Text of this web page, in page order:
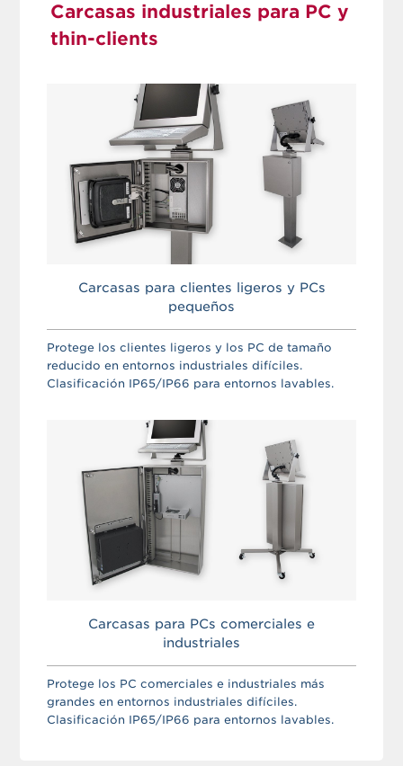
Carcasas industriales para PC y
thin-clients
Carcasas para clientes ligeros y PCs
pequeños
Protege los clientes ligeros y los PC de tamaño
reducido en entornos industriales difíciles.
Clasificación IP65/IP66 para entornos lavables.
Carcasas para PCs comerciales e
industriales
Protege los PC comerciales e industriales más
grandes en entornos industriales difíciles.
Clasificación IP65/IP66 para entornos lavables.